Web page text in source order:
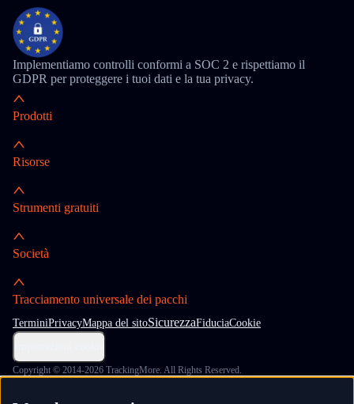
Implementiamo controlli conformi a SOC 2 e rispettiamo il
GDPR per proteggere i tuoi dati e la tua privacy.
Prodotti
Risorse
Strumenti gratuiti
Società
Tracciamento universale dei pacchi
TerminiPrivacyMappa del sitoSicurezzaFiduciaCookie
Copyright © 2014-2026 TrackingMore. All Rights Reserved.